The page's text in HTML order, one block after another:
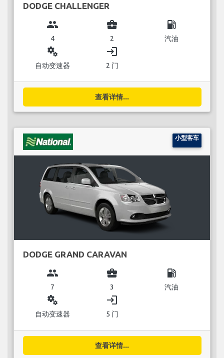
DODGE CHALLENGER
group
4
business_center
2
local_gas_station
汽油
miscellaneous_services
自动变速器
login
2 门
查看详情...
小型客车
DODGE GRAND CARAVAN
group
7
business_center
3
local_gas_station
汽油
miscellaneous_services
自动变速器
login
5 门
查看详情...